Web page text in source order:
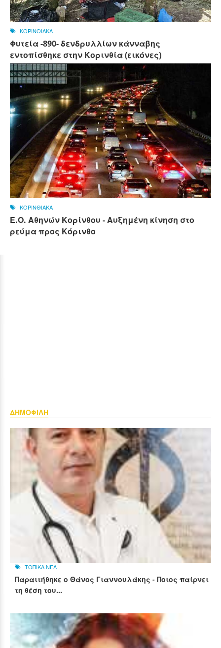
ΚΟΡΙΝΘΙΑΚΑ
Φυτεία -890- δενδρυλλίων κάνναβης
εντοπίσθηκε στην Κορινθία (εικόνες)
ΚΟΡΙΝΘΙΑΚΑ
Ε.Ο. Αθηνών Κορίνθου - Αυξημένη κίνηση στο
ρεύμα προς Κόρινθο
ΔΗΜΟΦΙΛΗ
ΤΟΠΙΚΑ ΝΕΑ
Παραιτήθηκε ο Θάνος Γιαννουλάκης - Ποιος παίρνει
τη θέση του...